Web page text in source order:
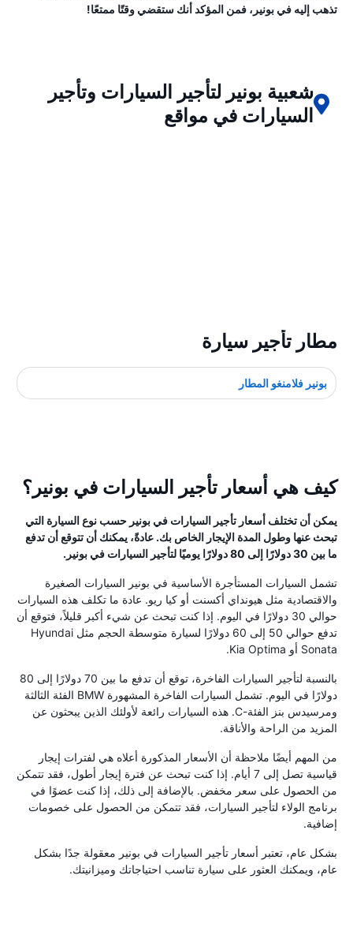
تذهب إليه في بونير، فمن المؤكد أنك ستقضي وقتًا ممتعًا!
شعبية بونير لتأجير السيارات وتأجير
السيارات في مواقع
مطار تأجير سيارة
بونير فلامنغو المطار
كيف هي أسعار تأجير السيارات في بونير؟
يمكن أن تختلف أسعار تأجير السيارات في بونير حسب نوع السيارة التي
تبحث عنها وطول المدة الإيجار الخاص بك. عادةً، يمكنك أن تتوقع أن تدفع
ما بين 30 دولارًا إلى 80 دولارًا يوميًا لتأجير السيارات في بونير.
تشمل السيارات المستأجرة الأساسية في بونير السيارات الصغيرة
والاقتصادية مثل هيونداي أكسنت أو كيا ريو. عادة ما تكلف هذه السيارات
حوالي 30 دولارًا في اليوم. إذا كنت تبحث عن شيء أكبر قليلاً، فتوقع أن
تدفع حوالي 50 إلى 60 دولارًا لسيارة متوسطة الحجم مثل Hyundai
Sonata أو Kia Optima.
بالنسبة لتأجير السيارات الفاخرة، توقع أن تدفع ما بين 70 دولارًا إلى 80
دولارًا في اليوم. تشمل السيارات الفاخرة المشهورة BMW الفئة الثالثة
ومرسيدس بنز الفئة-C. هذه السيارات رائعة لأولئك الذين يبحثون عن
المزيد من الراحة والأناقة.
من المهم أيضًا ملاحظة أن الأسعار المذكورة أعلاه هي لفترات إيجار
قياسية تصل إلى 7 أيام. إذا كنت تبحث عن فترة إيجار أطول، فقد تتمكن
من الحصول على سعر مخفض. بالإضافة إلى ذلك، إذا كنت عضوًا في
برنامج الولاء لتأجير السيارات، فقد تتمكن من الحصول على خصومات
إضافية.
بشكل عام، تعتبر أسعار تأجير السيارات في بونير معقولة جدًا بشكل
عام، ويمكنك العثور على سيارة تناسب احتياجاتك وميزانيتك.